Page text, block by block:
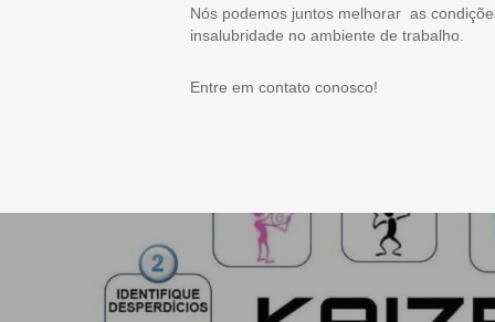
Nós podemos juntos melhorar as
insalubridade no ambiente de trabalho.
Entre em contato conosco!